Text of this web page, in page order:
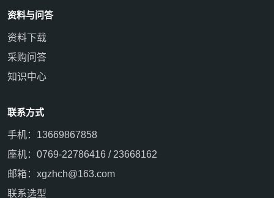
资料与问答
资料下载
采购问答
知识中心
联系方式
手机：13669867858
座机：0769-22786416 / 23668162
邮箱：xgzhch@163.com
联系选型